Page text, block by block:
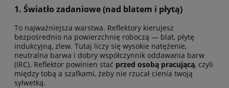
1. Światło zadaniowe (nad blatem i płytą)
To najważniejsza warstwa. Reflektory kierujesz
bezpośrednio na powierzchnię roboczą — blat, płytę
indukcyjną, zlew. Tutaj liczy się wysokie natężenie,
neutralna barwa i dobry współczynnik oddawania barw
(IRC). Reflektor powinien stać przed osobą pracującą, czyli
między tobą a szafkami, żeby nie rzucał cienia twoją
sylwetką.